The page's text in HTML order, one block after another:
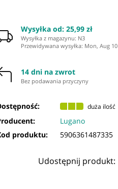
Wysyłka od:25,99 zł
Wysyłka z magazynu: ⁨N3⁩
Przewidywana wysyłka: Mon, Aug 10
14 dni na zwrot
Bez podawania przyczyny
duża ilość
Lugano
produktu:
5906361487335
Udostępnij produkt: